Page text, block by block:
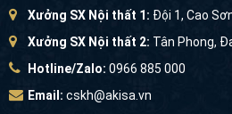
Xưởng SX Nội thất 1: Đội 1, Cao
Xưởng SX Nội thất 2: Tân Phong,
Hotline/Zalo: 0966 885 000
Email: cskh@akisa.vn